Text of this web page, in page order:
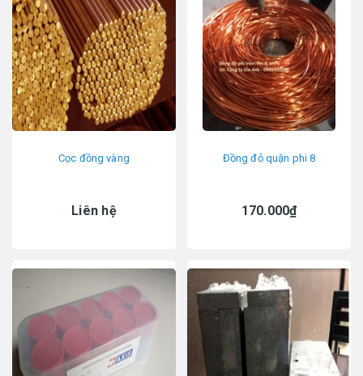
Cọc đồng vàng
Liên hệ
Đồng đỏ quận phi 8
170.000₫